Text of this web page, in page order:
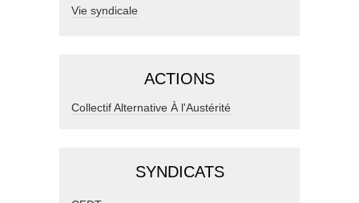
Vie syndicale
ACTIONS
Collectif Alternative À l'Austérité
SYNDICATS